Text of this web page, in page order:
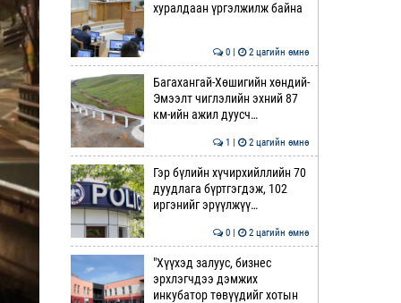
хуралдаан үргэлжилж байна
0 | 2 цагийн өмнө
Багахангай-Хөшигийн хөндий-
Эмээлт чиглэлийн эхний 87
км-ийн ажил дуусч…
1 | 2 цагийн өмнө
Гэр бүлийн хүчирхийллийн 70
дуудлага бүртгэгдэж, 102
иргэнийг эрүүлжүү…
0 | 2 цагийн өмнө
"Хүүхэд залуус, бизнес
эрхлэгчдээ дэмжих
инкубатор төвүүдийг хотын